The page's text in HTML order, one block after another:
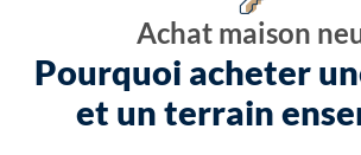
Achat maison
Pourquoi acheter
et un terrain